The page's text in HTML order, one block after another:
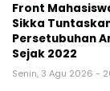
Front
Sikka
Persetubuhan
Sejak 2022
Senin, 3 Agu 2026 -